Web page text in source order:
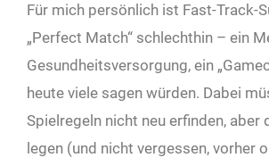
Für mich persönlich ist Fast-Track-
„Perfect Match“ schlechthin – ein
Gesundheitsversorgung, ein
heute viele sagen würden. Dabei
Spielregeln nicht neu erfinden, aber
legen (und nicht vergessen, vorher